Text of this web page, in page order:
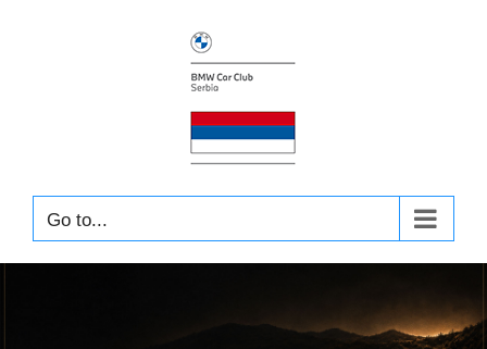
Go to...